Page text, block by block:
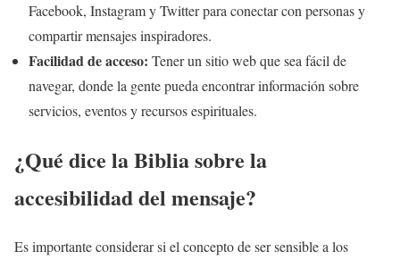
Facebook, Instagram y Twitter para conectar con personas y
compartir mensajes inspiradores.
Facilidad de acceso: Tener un sitio web que sea fácil de
navegar, donde la gente pueda encontrar información sobre
servicios, eventos y recursos espirituales.
¿Qué dice laBibliasobre la
accesibilidad del mensaje?
Es importante considerar si el concepto de ser sensible a los